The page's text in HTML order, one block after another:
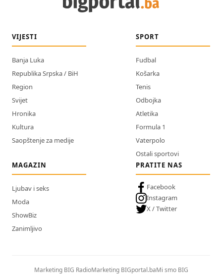
VIJESTI
Banja Luka
Republika Srpska / BiH
Region
Svijet
Hronika
Kultura
Saopštenje za medije
SPORT
Fudbal
Košarka
Tenis
Odbojka
Atletika
Formula 1
Vaterpolo
Ostali sportovi
MAGAZIN
Ljubav i seks
Moda
ShowBiz
Zanimljivo
PRATITE NAS
Facebook
Instagram
X / Twitter
Marketing BIG RadioMarketing BIGportal.baMi smo BIG